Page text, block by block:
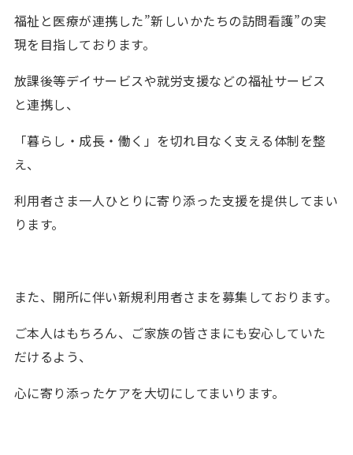
福祉と医療が連携した”新しいかたちの訪問看護”の実
現を目指しております。
放課後等デイサービスや就労支援などの福祉サービス
と連携し、
「暮らし・成長・働く」を切れ目なく支える体制を整
え、
利用者さま一人ひとりに寄り添った支援を提供してまい
ります。
また、開所に伴い新規利用者さまを募集しております。
ご本人はもちろん、ご家族の皆さまにも安心していた
だけるよう、
心に寄り添ったケアを大切にしてまいります。